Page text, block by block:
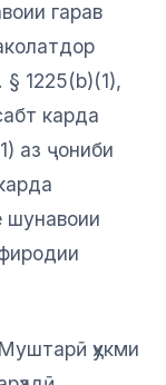
гарав
1225(b)(1),
карда
аз ҷониби
шунавоии
ҳукми